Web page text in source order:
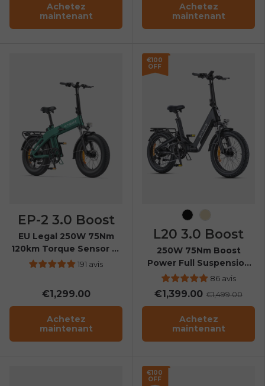
Achetez
maintenant
Achetez
maintenant
EP-2 3.0 Boost
EU Legal 250W 75Nm
120km Torque Sensor E-
Bike 191 avis
€1,299.00
Achetez
maintenant
€100
OFF
L20 3.0 Boost
250W 75Nm Boost
Power Full Suspension
Compact E-bike
86 avis
€1,399.00 €1,499.00
Achetez
maintenant
€100
OFF